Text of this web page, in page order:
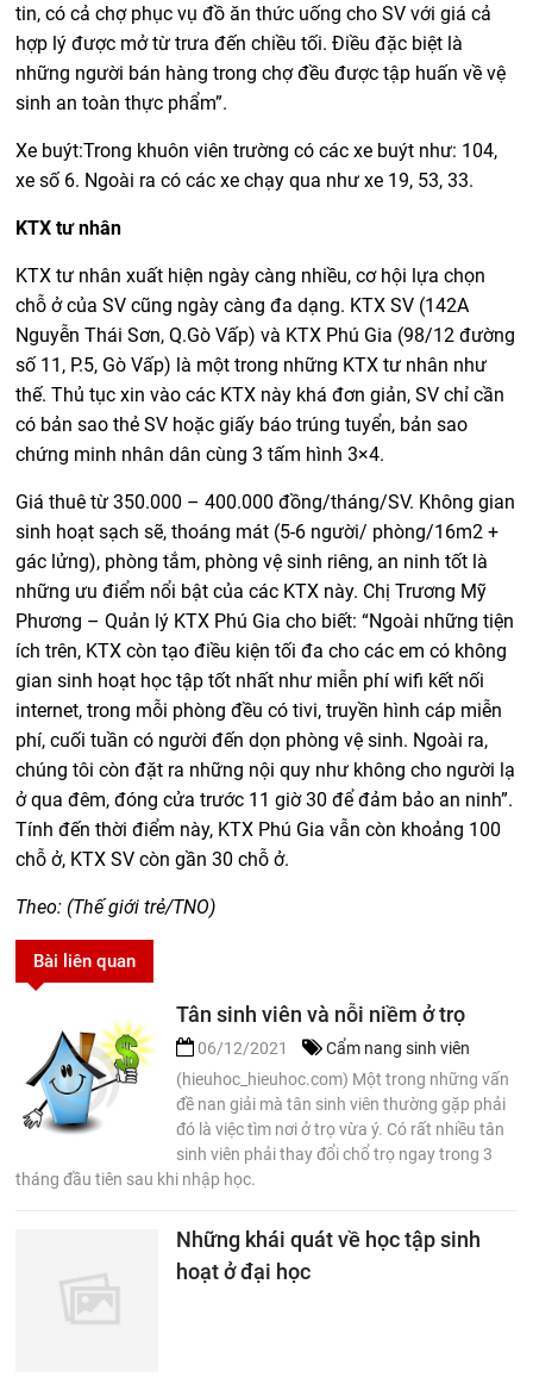
tin, có cả chợ phục vụ đồ ăn thức uống cho SV với giá cả
hợp lý được mở từ trưa đến chiều tối. Điều đặc biệt là
những người bán hàng trong chợ đều được tập huấn về vệ
sinh an toàn thực phẩm”.
Xe buýt:Trong khuôn viên trường có các xe buýt như: 104,
xe số 6. Ngoài ra có các xe chạy qua như xe 19, 53, 33.
KTX tư nhân
KTX tư nhân xuất hiện ngày càng nhiều, cơ hội lựa chọn
chỗ ở của SV cũng ngày càng đa dạng. KTX SV (142A
Nguyễn Thái Sơn, Q.Gò Vấp) và KTX Phú Gia (98/12 đường
số 11, P.5, Gò Vấp) là một trong những KTX tư nhân như
thế. Thủ tục xin vào các KTX này khá đơn giản, SV chỉ cần
có bản sao thẻ SV hoặc giấy báo trúng tuyển, bản sao
chứng minh nhân dân cùng 3 tấm hình 3×4.
Giá thuê từ 350.000 – 400.000 đồng/tháng/SV. Không gian
sinh hoạt sạch sẽ, thoáng mát (5-6 người/ phòng/16m2 +
gác lửng), phòng tắm, phòng vệ sinh riêng, an ninh tốt là
những ưu điểm nổi bật của các KTX này. Chị Trương Mỹ
Phương – Quản lý KTX Phú Gia cho biết: “Ngoài những tiện
ích trên, KTX còn tạo điều kiện tối đa cho các em có không
gian sinh hoạt học tập tốt nhất như miễn phí wifi kết nối
internet, trong mỗi phòng đều có tivi, truyền hình cáp miễn
phí, cuối tuần có người đến dọn phòng vệ sinh. Ngoài ra,
chúng tôi còn đặt ra những nội quy như không cho người lạ
ở qua đêm, đóng cửa trước 11 giờ 30 để đảm bảo an ninh”.
Tính đến thời điểm này, KTX Phú Gia vẫn còn khoảng 100
chỗ ở, KTX SV còn gần 30 chỗ ở.
Theo: (Thế giới trẻ/TNO)
Bài liên quan
Tân sinh viên và nỗi niềm ở trọ
06/12/2021
Cẩm nang sinh viên
(hieuhoc_hieuhoc.com) Một trong những vấn
đề nan giải mà tân sinh viên thường gặp phải
đó là việc tìm nơi ở trọ vừa ý. Có rất nhiều tân
sinh viên phải thay đổi chổ trọ ngay trong 3
tháng đầu tiên sau khi nhập học.
Những khái quát về học tập sinh
hoạt ở đại học